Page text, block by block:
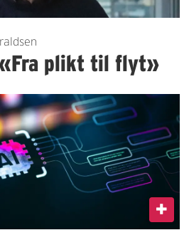
plikt til flyt»